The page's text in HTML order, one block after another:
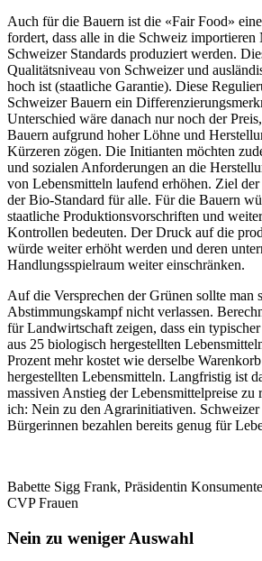
Auch für die Bauern ist die «Fair Food»
fordert, dass alle in die Schweiz importieren
Schweizer Standards produziert werden.
Qualitätsniveau von Schweizer und
hoch ist (staatliche Garantie). Diese
Schweizer Bauern ein
Unterschied wäre danach nur noch der
Bauern aufgrund hoher Löhne und
Kürzeren zögen. Die Initianten möchten
und sozialen Anforderungen an die
von Lebensmitteln laufend erhöhen. Ziel
der Bio-Standard für alle. Für die Bauern
staatliche Produktionsvorschriften und
Kontrollen bedeuten. Der Druck auf die
würde weiter erhöht werden und deren
Handlungsspielraum weiter einschränken.
Auf die Versprechen der Grünen sollte man
Abstimmungskampf nicht verlassen.
für Landwirtschaft zeigen, dass ein
aus 25 biologisch hergestellten
Prozent mehr kostet wie derselbe
hergestellten Lebensmitteln. Langfristig ist
massiven Anstieg der Lebensmittelpreise zu
ich: Nein zu den Agrarinitiativen.
Bürgerinnen bezahlen bereits genug für
Babette Sigg Frank, Präsidentin
CVP Frauen
Nein zu weniger Auswahl